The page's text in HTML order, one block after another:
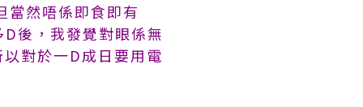
當然唔係即食即有
後，我發覺對眼係無
對於一D成日要用電